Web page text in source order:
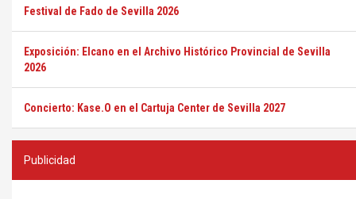
Festival de Fado de Sevilla 2026
Exposición: Elcano en el Archivo Histórico Provincial de Sevilla
2026
Concierto: Kase.O en el Cartuja Center de Sevilla 2027
Publicidad